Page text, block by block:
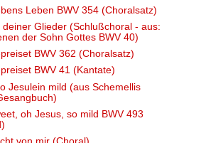
Leben BWV 354 (Choralsatz)
Glieder (Schlußchoral - aus:
der Sohn Gottes BWV 40)
BWV 362 (Choralsatz)
BWV 41 (Kantate)
Jesulein mild (aus Schemellis
oh Jesus, so mild BWV 493